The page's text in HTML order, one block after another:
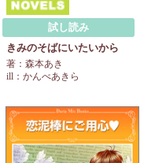
試し読み
きみのそばにいたいから
著：森本あき
ill：かんべあきら